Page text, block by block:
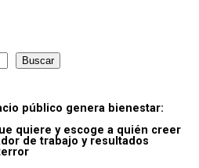
Buscar
público genera bienestar:
quiere y escoge a quién creer
de trabajo y resultados